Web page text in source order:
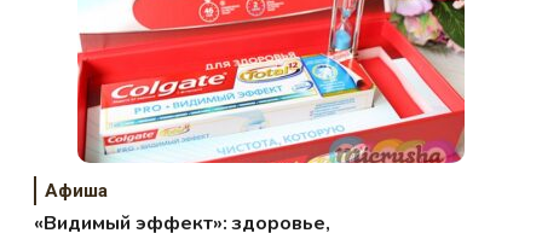
Афиша
«Видимый эффект»: здоровье,